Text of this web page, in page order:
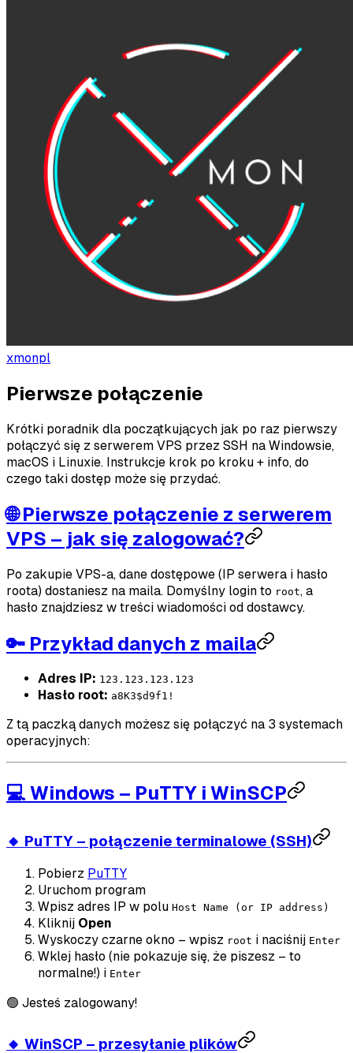
xmonpl
Pierwsze połączenie
Krótki poradnik dla początkujących jak po raz pierwszy
połączyć się z serwerem VPS przez SSH na Windowsie,
macOS i Linuxie. Instrukcje krok po kroku + info, do
czego taki dostęp może się przydać.
🌐 Pierwsze połączenie z serwerem
VPS – jak się zalogować?
Po zakupie VPS-a, dane dostępowe (IP serwera i hasło
roota) dostaniesz na maila. Domyślny login to root, a
hasło znajdziesz w treści wiadomości od dostawcy.
🔑 Przykład danych z maila
Adres IP: 123.123.123.123
Hasło root: a8K3$d9f1!
Z tą paczką danych możesz się połączyć na 3 systemach
operacyjnych:
💻 Windows – PuTTY i WinSCP
🔸 PuTTY – połączenie terminalowe (SSH)
Pobierz PuTTY
Uruchom program
Wpisz adres IP w polu Host Name (or IP address)
Kliknij Open
Wyskoczy czarne okno – wpisz root i naciśnij Enter
Wklej hasło (nie pokazuje się, że piszesz – to
normalne!) i Enter
🟢 Jesteś zalogowany!
🔸 WinSCP – przesyłanie plików